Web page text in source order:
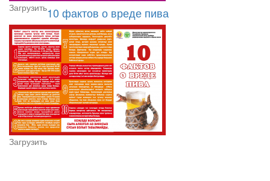
Загрузить10 фактов о вреде пива
Загрузить